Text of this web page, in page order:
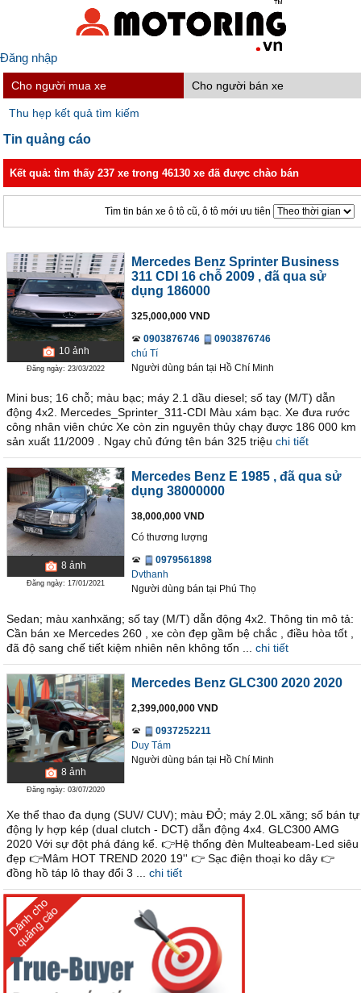
Đăng nhập
Cho người mua xe Cho người bán xe
Thu hẹp kết quả tìm kiếm
Tin quảng cáo
Kết quả: tìm thấy 237 xe trong 46130 xe đã được chào bán
Tìm tin bán xe ô tô cũ, ô tô mới ưu tiên
10ảnh
Đăng ngày: 23/03/2022
Mercedes Benz Sprinter Business
311 CDI 16 chỗ 2009 , đã qua sử
dụng 186000
325,000,000 VND
0903876746
0903876746
chú Tí
Người dùng bán tại Hồ Chí Minh
Mini bus; 16 chỗ; màu bạc; máy 2.1 dầu diesel; số tay (M/T) dẫn
động 4x2. Mercedes_Sprinter_311-CDI Màu xám bạc. Xe đưa rước
công nhân viên chức Xe còn zin nguyên thủy chạy được 186 000 km
sản xuất 11/2009 . Ngay chủ đứng tên bán 325 triệu chi tiết
8 ảnh
Đăng ngày: 17/01/2021
Mercedes Benz E 1985 , đã qua sử
dụng 38000000
38,000,000 VND
Có thương lượng
0979561898
Dvthanh
Người dùng bán tại Phú Thọ
Sedan; màu xanhxăng; số tay (M/T) dẫn động 4x2. Thông tin mô tả:
Cần bán xe Mercedes 260 , xe còn đẹp gầm bệ chắc , điều hòa tốt ,
đã độ sang chế tiết kiệm nhiên nên không tốn ...
chi tiết
8 ảnh
Đăng ngày: 03/07/2020
Mercedes Benz GLC300 2020 2020
2,399,000,000 VND
0937252211
Duy Tám
Người dùng bán tại Hồ Chí Minh
Xe thể thao đa dụng (SUV/ CUV); màu ĐỎ; máy 2.0L xăng; số bán tự
động ly hợp kép (dual clutch - DCT) dẫn động 4x4. GLC300 AMG
2020 Với sự đột phá đáng kể. 👉Hệ thống đèn Multeabeam-Led siêu
đẹp 👉Mâm HOT TREND 2020 19'' 👉 Sạc điện thoại ko dây 👉
đồng hồ táp lô thay đổi 3 ...
chi tiết